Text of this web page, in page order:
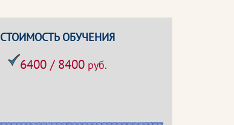
СТОИМОСТЬ ОБУЧЕНИЯ
6400 / 8400 руб.